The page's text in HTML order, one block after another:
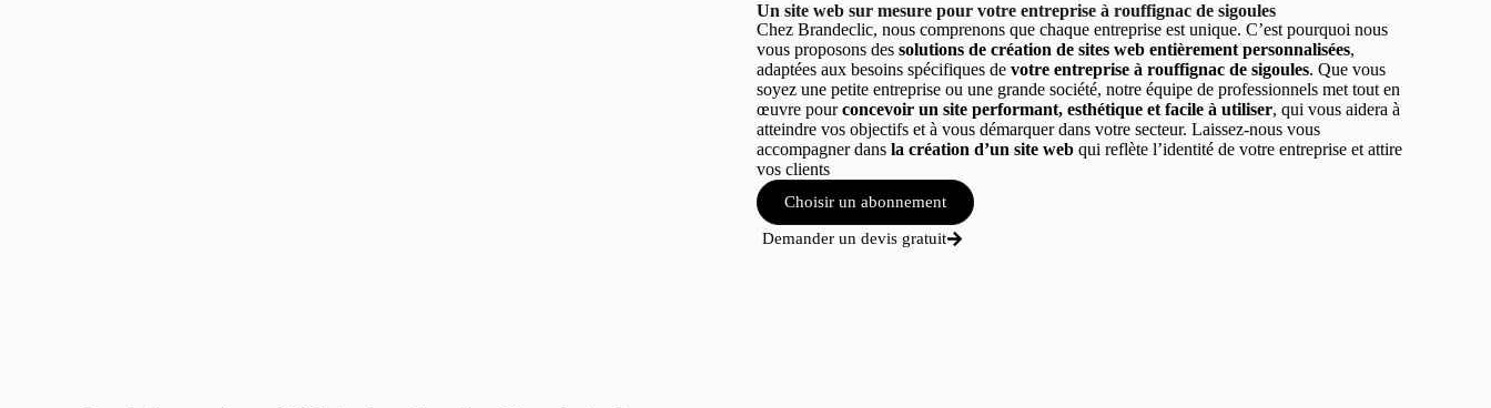
Un site web sur mesure pour votre entreprise à rouffignac de sigoules
Chez Brandeclic, nous comprenons que chaque entreprise est unique. C’est pourquoi nous
vous proposons des solutions de création de sites web entièrement personnalisées,
adaptées aux besoins spécifiques de votre entreprise à rouffignac de sigoules. Que vous
soyez une petite entreprise ou une grande société, notre équipe de professionnels met tout en
œuvre pourconcevoir un site performant, esthétique et facile à utiliser, qui vous aidera à
atteindre vos objectifs et à vous démarquer dans votre secteur. Laissez-nous vous
accompagner dans la création d’un site web qui reflète l’identité de votre entreprise et attire
vos clients
Choisir un abonnement
Demander un devis gratuit